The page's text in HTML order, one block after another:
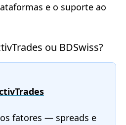
e o suporte ao
ou BDSwiss?
fatores — spreads e